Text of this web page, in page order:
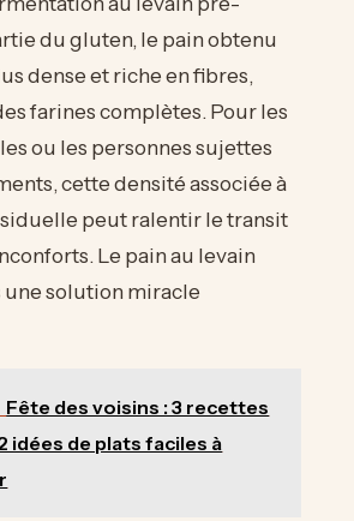
du gluten, le pain obtenu
dense et riche en fibres,
farines complètes. Pour les
ou les personnes sujettes
cette densité associée à
peut ralentir le transit
Le pain au levain
une solution miracle
Fête des voisins : 3 recettes
idées de plats faciles à